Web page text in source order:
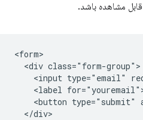
مشاهده باشد.
<form>
<div class="form-
<input
<label
<button
  </div>